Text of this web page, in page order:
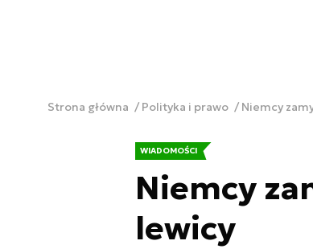
Strona główna Polityka i prawo Niemcy
WIADOMOŚCI
Niemcy
lewicy